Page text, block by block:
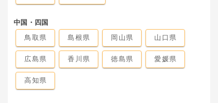
中国・四国
鳥取県
島根県 岡山県 山口県
広島県 香川県 徳島県 愛媛県
高知県